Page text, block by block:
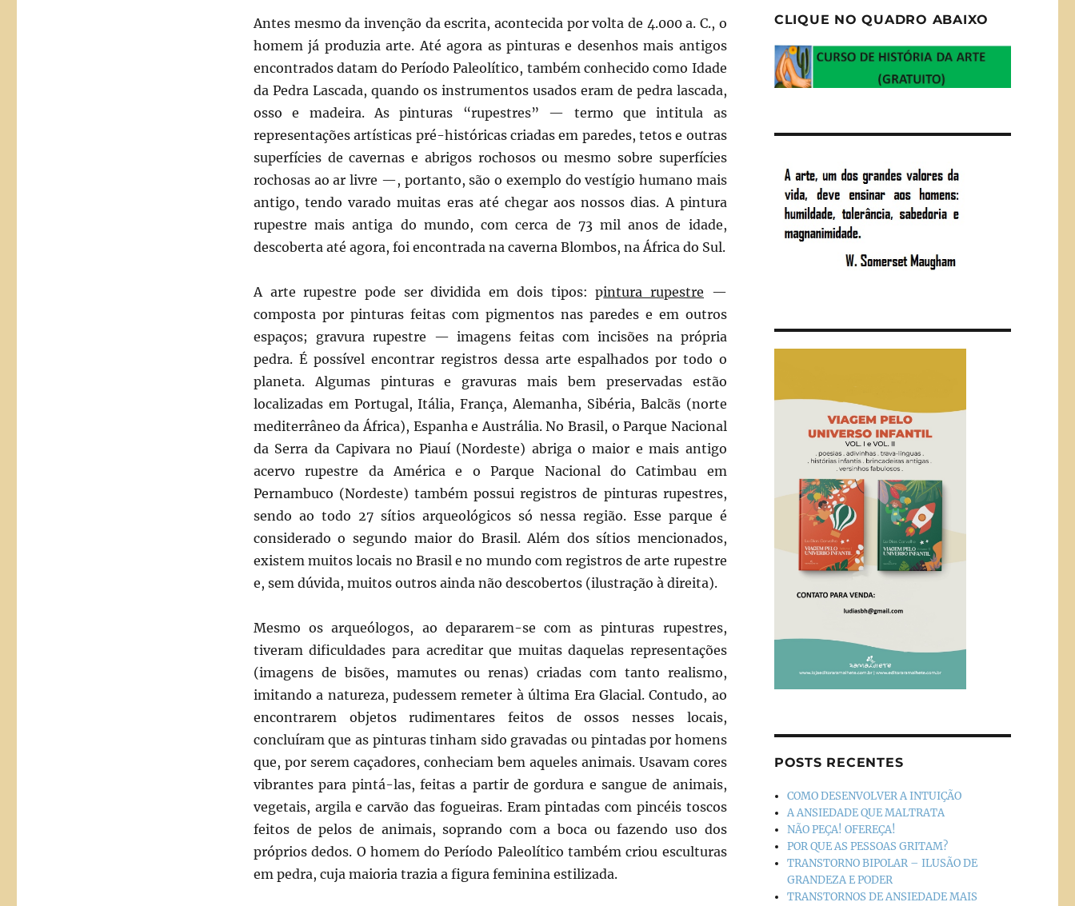
Antes mesmo da invenção da escrita, acontecida por volta de 4.000 a. C., o
homem já produzia arte. Até agora as pinturas e desenhos mais antigos
encontrados datam do Período Paleolítico, também conhecido como Idade
da Pedra Lascada, quando os instrumentos usados eram de pedra lascada,
osso e madeira. As pinturas “rupestres” — termo que intitula as
representações artísticas pré-históricas criadas em paredes, tetos e outras
superfícies de cavernas e abrigos rochosos ou mesmo sobre superfícies
rochosas ao ar livre —, portanto, são o exemplo do vestígio humano mais
antigo, tendo varado muitas eras até chegar aos nossos dias. A pintura
rupestre mais antiga do mundo, com cerca de 73 mil anos de idade,
descoberta até agora, foi encontrada na caverna Blombos, na África do Sul.
A arte rupestre pode ser dividida em dois tipos: pintura rupestre —
composta por pinturas feitas com pigmentos nas paredes e em outros
espaços; gravura rupestre — imagens feitas com incisões na própria
pedra. É possível encontrar registros dessa arte espalhados por todo o
planeta. Algumas pinturas e gravuras mais bem preservadas estão
localizadas em Portugal, Itália, França, Alemanha, Sibéria, Balcãs (norte
mediterrâneo da África), Espanha e Austrália. No Brasil, o Parque Nacional
da Serra da Capivara no Piauí (Nordeste) abriga o maior e mais antigo
acervo rupestre da América e o Parque Nacional do Catimbau em
Pernambuco (Nordeste) também possui registros de pinturas rupestres,
sendo ao todo 27 sítios arqueológicos só nessa região. Esse parque é
considerado o segundo maior do Brasil. Além dos sítios mencionados,
existem muitos locais no Brasil e no mundo com registros de arte rupestre
e, sem dúvida, muitos outros ainda não descobertos (ilustração à direita).
Mesmo os arqueólogos, ao depararem-se com as pinturas rupestres,
tiveram dificuldades para acreditar que muitas daquelas representações
(imagens de bisões, mamutes ou renas) criadas com tanto realismo,
imitando a natureza, pudessem remeter à última Era Glacial. Contudo, ao
encontrarem objetos rudimentares feitos de ossos nesses locais,
concluíram que as pinturas tinham sido gravadas ou pintadas por homens
que, por serem caçadores, conheciam bem aqueles animais. Usavam cores
vibrantes para pintá-las, feitas a partir de gordura e sangue de animais,
vegetais, argila e carvão das fogueiras. Eram pintadas com pincéis toscos
feitos de pelos de animais, soprando com a boca ou fazendo uso dos
próprios dedos. O homem do Período Paleolítico também criou esculturas
em pedra, cuja maioria trazia a figura feminina estilizada.
CLIQUE NO QUADRO ABAIXO
POSTS RECENTES
COMO DESENVOLVER A INTUIÇÃO
A ANSIEDADE QUE MALTRATA
NÃO PEÇA! OFEREÇA!
POR QUE AS PESSOAS GRITAM?
TRANSTORNO BIPOLAR – ILUSÃO DE
GRANDEZA E PODER
TRANSTORNOS DE ANSIEDADE MAIS